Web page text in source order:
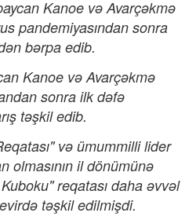
Kanoe və Avarçəkmə
pandemiyasından sonra
bərpa edib.
Kanoe və Avarçəkmə
sonra ilk dəfə
təşkil edib.
və ümummilli lider
olmasının il dönümünə
reqatası daha əvvəl
təşkil edilmişdi.